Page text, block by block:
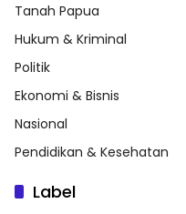
Tanah Papua
Hukum & Kriminal
Politik
Ekonomi & Bisnis
Nasional
Pendidikan & Kesehatan
Label